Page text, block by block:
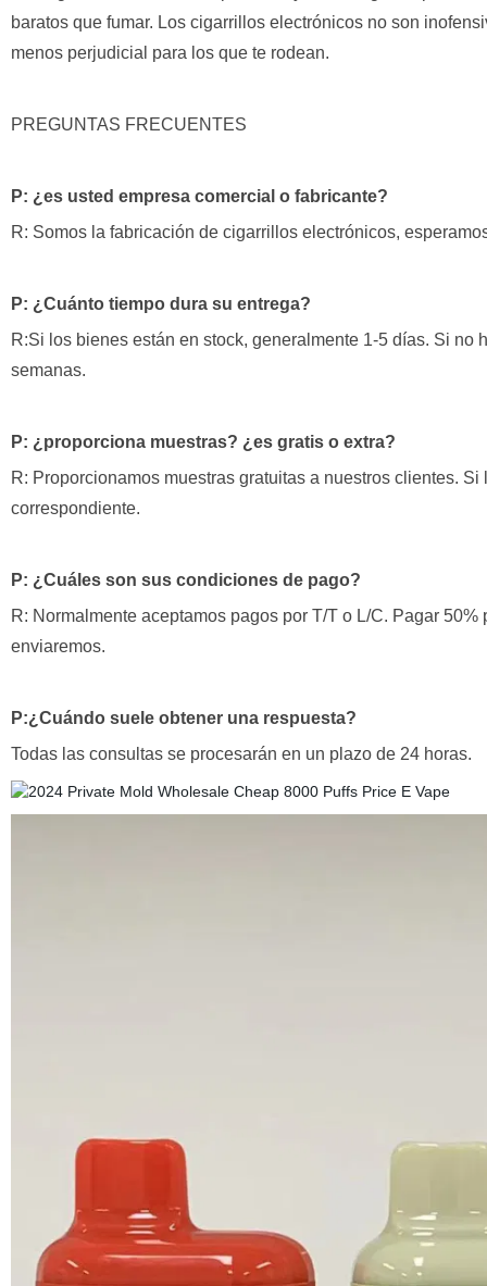
baratos que fumar. Los cigarrillos electrónicos no son
menos perjudicial para los que te rodean.
PREGUNTAS FRECUENTES
P: ¿es usted empresa comercial o fabricante?
R: Somos la fabricación de cigarrillos electrónicos,
P: ¿Cuánto tiempo dura su entrega?
R:Si los bienes están en stock, generalmente 1-5 días. Si
semanas.
P: ¿proporciona muestras? ¿es gratis o extra?
R: Proporcionamos muestras gratuitas a nuestros clientes.
correspondiente.
P: ¿Cuáles son sus condiciones de pago?
R: Normalmente aceptamos pagos por T/T o L/C. Pagar
enviaremos.
P:¿Cuándo suele obtener una respuesta?
Todas las consultas se procesarán en un plazo de 24 horas.